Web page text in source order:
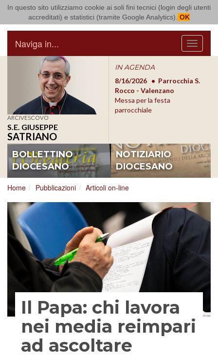
In questo sito utilizziamo cookie ai soli fini tecnici (login degli utenti
accreditati) e statistici (tramite Google Analytics). OK
Arcidiocesi di Bari Bitonto
Menu
Naviga in...
ARCIVESCOVO
S.E. GIUSEPPE
SATRIANO
IN AGENDA
8/17/2026
Conversano
Conferenza Episcopale
Pugliese
8/16/2026
Parrocchia S.
Rocco - Valenzano
Messa per la festa
parrocchiale
BOLLETTINO
DIOCESANO
NOTIZIARIO
DIOCESANO
Home Pubblicazioni Articoli on-line
Il Papa: chi lavora
nei media reimpari
ad ascoltare